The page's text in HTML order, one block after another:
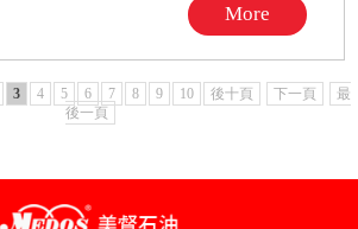
More
3 4 5 6 7 8 9 10 後十頁 下一頁
最
後一頁